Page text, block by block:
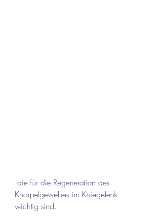
Knorpelgewebes im Kniegelenk
wichtig sind.